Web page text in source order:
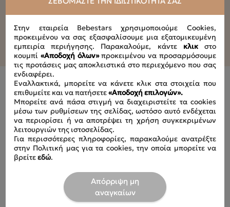
Είδατε Πρόσφατα
Στην εταιρεία Bebestars χρησιμοποιούμε Cookies,
προκειμένου να σας εξασφαλίσουμε μια εξατομικευμένη
εμπειρία περιήγησης. Παρακαλούμε, κάντε κλικ στο
κουμπί «Αποδοχή όλων»προκειμένου να προσαρμόσουμε
τις προτάσεις μας αποκλειστικά στο περιεχόμενο που σας
ενδιαφέρει.
Εναλλακτικά, μπορείτε να κάνετε κλικ στα στοιχεία που
επιθυμείτε και να πατήσετε«Αποδοχή επιλογών».
Μπορείτε ανά πάσα στιγμή να διαχειριστείτε τα cookies
μέσω των ρυθμίσεων της σελίδας, ωστόσο αυτό ενδέχεται
να περιορίσει ή να αποτρέψει τη χρήση συγκεκριμένων
λειτουργιών της ιστοσελίδας.
Για περισσότερες πληροφορίες, παρακαλούμε ανατρέξτε
στην Πολιτική μας για τα cookies, την οποία μπορείτε να
βρείτεεδώ.
Απόρριψη μη
αναγκαίων